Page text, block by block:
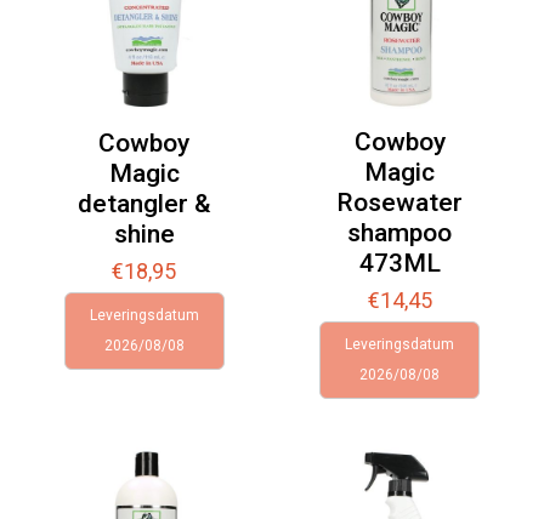
Cowboy
Magic
detangler &
shine
€18,95
Leveringsdatum
2026/08/08
Cowboy
Magic
Rosewater
shampoo
473ML
€14,45
Leveringsdatum
2026/08/08